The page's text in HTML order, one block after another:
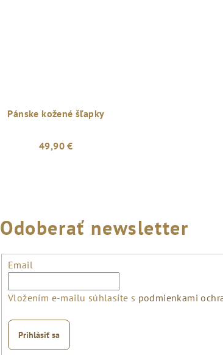
Pánske kožené šľapky
49,90 €
Odoberať newsletter
Email
Vložením e-mailu súhlasíte s podmienkami
Prihlásiť sa